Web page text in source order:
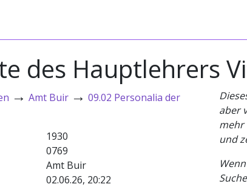
des Hauptlehrers
→ Amt Buir → 09.02 Personalia der
1930
0769
Amt Buir
02.06.26, 20:22
aber
mehr
und